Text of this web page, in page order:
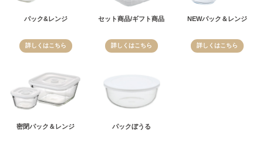
パック&レンジ
詳しくはこちら
セット商品/ギフト商品
詳しくはこちら
NEWパック＆レンジ
詳しくはこちら
密閉パック＆レンジ パックぼうる